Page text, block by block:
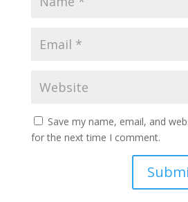
Save my name, email, and
for the next time I comment.